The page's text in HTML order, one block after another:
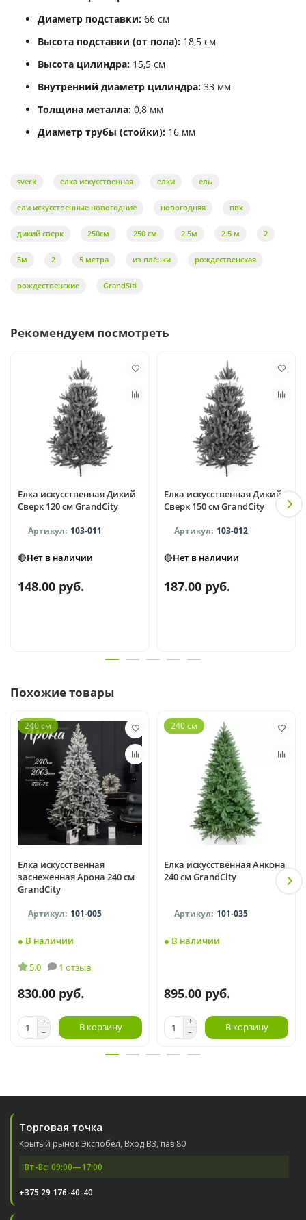
Диаметр подставки: 66 см
Высота подставки (от пола): 18,5 см
Высота цилиндра: 15,5 см
Внутренний диаметр цилиндра: 33 мм
Толщина металла: 0,8 мм
Диаметр трубы (стойки): 16 мм
sverk елка искусственная елки ель
ели искусственные новогодние новогодняя пвх
дикий сверк 250см 250 см 2.5м 2.5 м 2
5м 2 5 метра из плёнки рождественская
рождественские GrandSiti
Рекомендуем посмотреть
Елка искусственная Дикий
Сверк 120 см GrandCity
103-011
🔴Нет в наличии
148.00 руб.
Елка искусственная Дикий
Сверк 150 см GrandCity
103-012
🔴Нет в наличии
187.00 руб.
Похожие товары
240 см
Елка искусственная
заснеженная Арона 240 см
GrandCity
101-005
● В наличии
5.0 1 отзыв
830.00 руб.
В корзину
240 см
Елка искусственная Анкона
240 см GrandCity
101-035
● В наличии
895.00 руб.
В корзину
Торговая точка
Крытый рынок Экспобел, Вход В3, пав 80
Вт-Вс: 09:00—17:00
+375 29 176-40-40